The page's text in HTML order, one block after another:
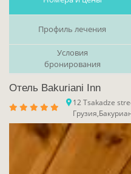
Профиль лечения
Условия
бронирования
Отель Bakuriani Inn
12 Tsakadze